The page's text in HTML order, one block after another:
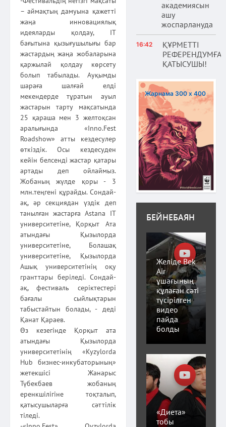
– аймақтың дамуына қажетті
жаңа инновациялық
идеяларды қолдау, ІТ
бағытына қызығушылығы бар
жастардың жаңа жобаларына
қаржылай қолдау көрсету
болып табылады. Ауқымды
шараға шалғай елді
мекендерде тұратын ауыл
жастарын тарту мақсатында
25 қараша мен 3 желтоқсан
аралығында «Inno.Fest
Roadshow» атты кездесулер
өткіздік. Осы кездесуден
кейін белсенді жастар қатары
артады деп ойлаймыз.
Жобаның жүлде қоры - 3
млн.теңгені құрайды. Сондай-
ақ, әр секциядан үздік деп
танылған жастарға Astana IT
университетіне, Қорқыт Ата
атындағы Қызылорда
университетіне, Болашақ
университетіне, Қызылорда
Ашық университетінің оқу
гранттары беріледі. Сондай-
ақ, фестиваль серіктестері
бағалы сыйлықтарын
табыстайтын болады, - деді
Қанат Қараев.
Өз кезегінде Қорқыт ата
атындағы Қызылорда
университетінің «Kyzylordа
Hub бизнес-инкубаторының»
жетекшісі Жанарыс
Түбекбаев жобаның
еренкшілігіне тоқталып,
қатысушыларға сәттілік
тіледі.
академиясын
ашу
жоспарлануда
16:42
ҚҰРМЕТТІ
РЕФЕРЕНДУМҒА
ҚАТЫСУШЫ!
Жарнама 300 х 400
БЕЙНЕБАЯН
Желіде Bek
Air
ұшағының
құлаған сәті
түсірілген
видео
пайда
болды
«Диета»
тобы